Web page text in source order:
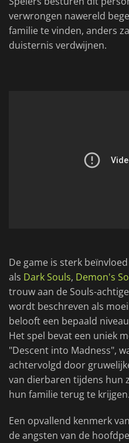
verwrongen nawereld
familie te vinden, anders
duisternis verdwijnen.
De game is sterk
als Dark Souls, Demon's
trouw aan de Souls-
wordt beschreven als
belooft een bepaald
Het spel bevat een uniek
"Descent into Madness",
achtervolgd door
van dierbaren tijdens hun
hun familie terug te krijgen.
Een opvallend kenmerk
de angsten van de